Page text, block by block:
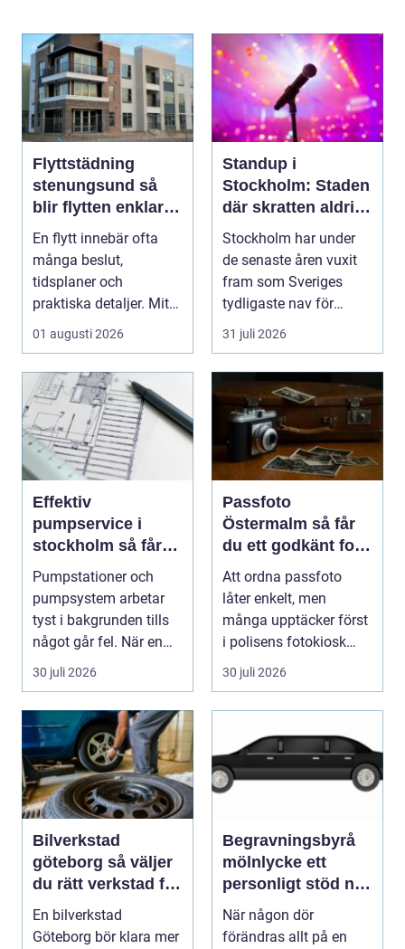
Flyttstädning
stenungsund så
blir flytten enklare
och mer trygg
En flytt innebär ofta
många beslut,
tidsplaner och
praktiska detaljer. Mitt i
allt hamnar flyttstädn...
01 augusti 2026
Standup i
Stockholm: Staden
där skratten aldrig
tar paus
Stockholm har under
de senaste åren vuxit
fram som Sveriges
tydligaste nav för
livehumor....
31 juli 2026
Effektiv
pumpservice i
stockholm så får
du driftsäkra
anläggningar året
runt
Pumpstationer och
pumpsystem arbetar
tyst i bakgrunden tills
något går fel. När en
pump stannar hand...
30 juli 2026
Passfoto
Östermalm så får
du ett godkänt foto
utan stress
Att ordna passfoto
låter enkelt, men
många upptäcker först
i polisens fotokiosk
eller hos fotografen...
30 juli 2026
Bilverkstad
göteborg så väljer
du rätt verkstad för
din bil
En bilverkstad
Göteborg bör klara mer
Begravningsbyrå
mölnlycke ett
personligt stöd när
någon gått bort
När någon dör
förändras allt på en